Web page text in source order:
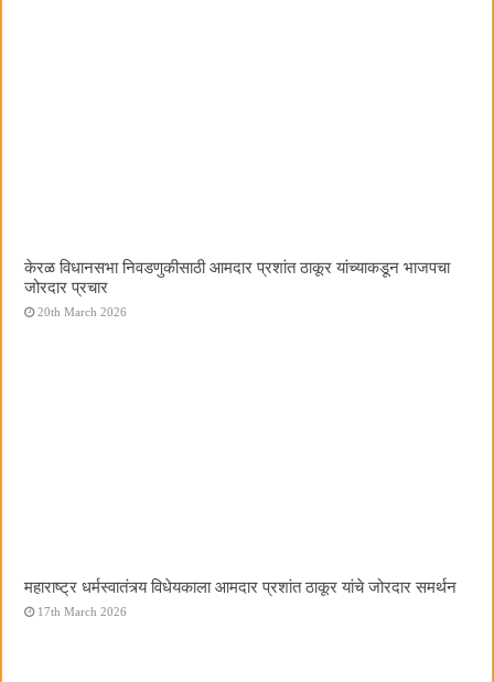
केरळ विधानसभा निवडणुकीसाठी आमदार प्रशांत ठाकूर यांच्याकडून भाजपचा
जोरदार प्रचार
20th March 2026
महाराष्ट्र धर्मस्वातंत्र्य विधेयकाला आमदार प्रशांत ठाकूर यांचे जोरदार समर्थन
17th March 2026